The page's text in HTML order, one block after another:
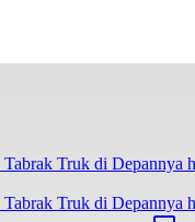
Truk di Depannya